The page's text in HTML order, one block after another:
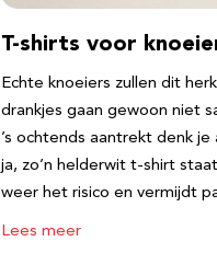
T-shirts voor
Echte knoeiers zullen dit
drankjes gaan gewoon niet
’s ochtends aantrekt denk
ja, zo’n helderwit t-shirt
weer het risico en vermijdt
Lees meer